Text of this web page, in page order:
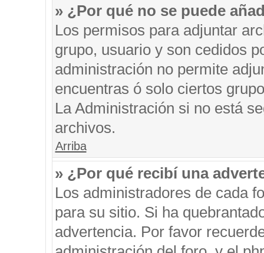
» ¿Por qué no se puede
Los permisos para adjuntar
grupo, usuario y son cedidos
administración no permite
encuentras ó solo ciertos
La Administración si no está
archivos.
Arriba
» ¿Por qué recibí una
Los administradores de cada
para su sitio. Si ha
advertencia. Por favor